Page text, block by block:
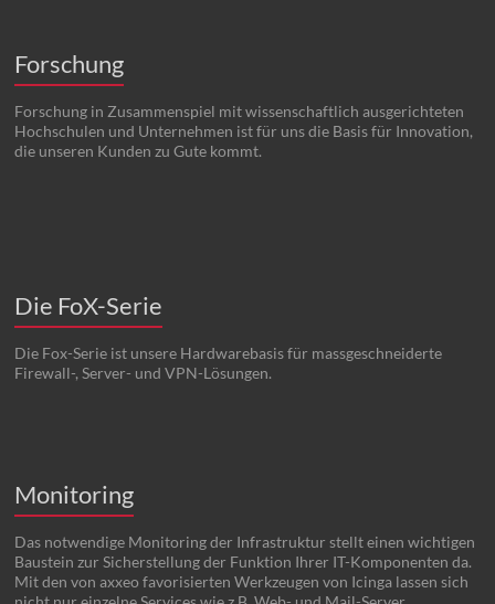
Forschung
Forschung in Zusammenspiel mit wissenschaftlich ausgerichteten
Hochschulen und Unternehmen ist für uns die Basis für Innovation,
die unseren Kunden zu Gute kommt.
Die FoX-Serie
Die Fox-Serie ist unsere Hardwarebasis für massgeschneiderte
Firewall-, Server- und VPN-Lösungen.
Monitoring
Das notwendige Monitoring der Infrastruktur stellt einen wichtigen
Baustein zur Sicherstellung der Funktion Ihrer IT-Komponenten da.
Mit den von axxeo favorisierten Werkzeugen von Icinga lassen sich